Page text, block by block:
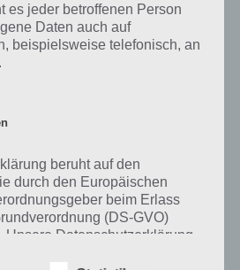
Teilen auf Facebook
es jeder betroffenen Person
Daten auch auf
beispielsweise telefonisch, an
beruht auf den
durch den Europäischen
beim Erlass
(DS-GVO)
Unsere Datenschutzerklärung